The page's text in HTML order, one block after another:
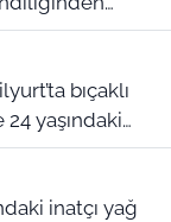
yaşındaki